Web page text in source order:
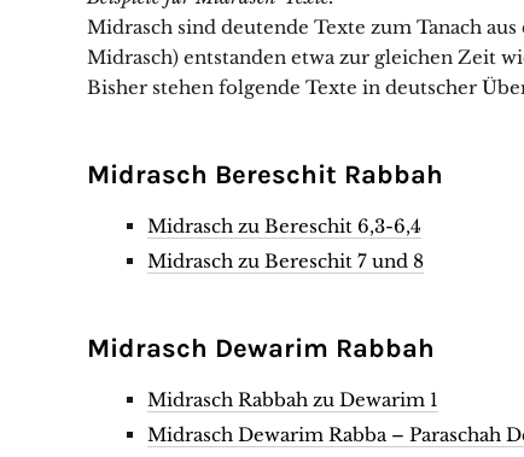
Midrasch sind deutende Texte zum Tanach
Midrasch) entstanden etwa zur gleichen Zeit
Bisher stehen folgende Texte in deutscher
Midrasch Bereschit Rabbah
Midrasch zu Bereschit 6,3-6,4
Midrasch zu Bereschit 7 und 8
Midrasch Dewarim Rabbah
Midrasch Rabbah zu Dewarim 1
Midrasch Dewarim Rabba – Paraschah